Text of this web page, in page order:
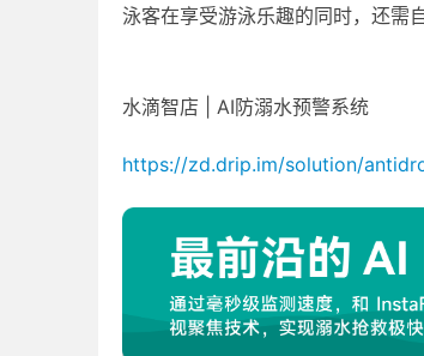
泳客在享受游泳乐趣的同时，还需
水滴智店 | AI防溺水预警系统
https://zd.drip.im/solution/